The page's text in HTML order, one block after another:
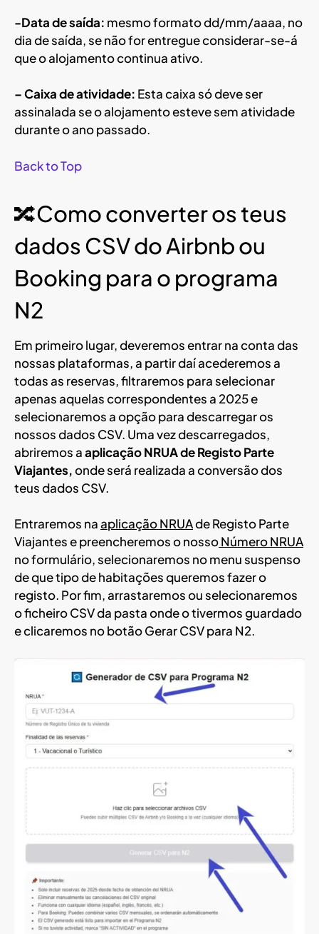
-Data de saída: mesmo formato dd/mm/aaaa, no
dia de saída, se não for entregue considerar-se-á
que o alojamento continua ativo.
– Caixa de atividade: Esta caixa só deve ser
assinalada se o alojamento esteve sem atividade
durante o ano passado.
Back to Top
🔀Como converter os teus
dados CSV do Airbnb ou
Booking para o programa
N2
Em primeiro lugar, deveremos entrar na conta das
nossas plataformas, a partir daí acederemos a
todas as reservas, filtraremos para selecionar
apenas aquelas correspondentes a 2025 e
selecionaremos a opção para descarregar os
nossos dados CSV. Uma vez descarregados,
abriremos aaplicação NRUA de Registo Parte
Viajantes,onde será realizada a conversão dos
teus dados CSV.
Entraremos naaplicação NRUAde Registo Parte
Viajantes e preencheremos o nossoNúmero NRUA
no formulário, selecionaremos no menu suspenso
de que tipo de habitações queremos fazer o
registo. Por fim, arrastaremos ou selecionaremos
o ficheiro CSV da pasta onde o tivermos guardado
e clicaremos no botão Gerar CSV para N2.